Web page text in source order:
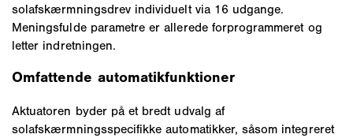
solafskærmningsdrev individuelt via 16 udgange.
Meningsfulde parametre er allerede forprogrammeret og
letter indretningen.
Omfattende automatikfunktioner
Aktuatoren byder på et bredt udvalg af
solafskærmningsspecifikke automatikker, såsom integreret